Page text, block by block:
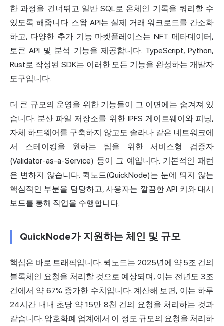
한 과정을 건너뛰고 일반 SQL로 온체인 기록을 쿼리할 수
있도록 해줍니다. 스왑 API는 실제 거래 워크로드를 간소화
하고, 다양한 추가 기능 마켓플레이스는 NFT 메타데이터,
토큰 API 및 분석 기능을 제공합니다. TypeScript, Python,
Rust로 작성된 SDK는 이러한 모든 기능을 완성하는 개발자
도구입니다.
더 큰 규모의 운영을 위한 기능들이 그 이면에는 숨겨져 있
습니다. 분산 파일 저장소를 위한 IPFS 게이트웨이와 피닝,
자체 하드웨어를 구축하지 않고도 솔라나 같은 네트워크에
서 스테이킹을 원하는 팀을 위한 서비스형 검증자
(Validator-as-a-Service) 등이 그 예입니다. 기본적인 패턴
은 변하지 않습니다. 퀵노드(QuickNode)는 눈에 띄지 않는
핵심적인 부분을 담당하고, 사용자는 깔끔한 API 키와 대시
보드를 통해 작업을 수행합니다.
QuickNode가 지원하는 체인 및 규모
핵심은 바로 트래픽입니다. 퀵노드는 2025년에 약 5조 건의
블록체인 요청을 처리할 것으로 예상되며, 이는 전년도 3조
건에서 약 67% 증가한 수치입니다. 계산해 보면, 이는 하루
24시간 내내 초당 약 15만 8천 건의 요청을 처리하는 것과
같습니다. 암호화폐 업계에서 이 정도 규모의 요청을 처리하